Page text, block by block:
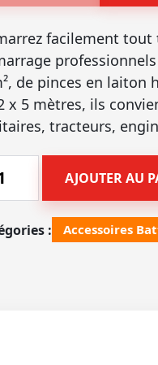
:
€.
€.
facilement tout
de pinces en laiton
x 5 mètres, ils
tracteurs,
AJOUTER AU
: Accessoires